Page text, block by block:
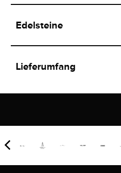
Edelsteine
Lieferumfang